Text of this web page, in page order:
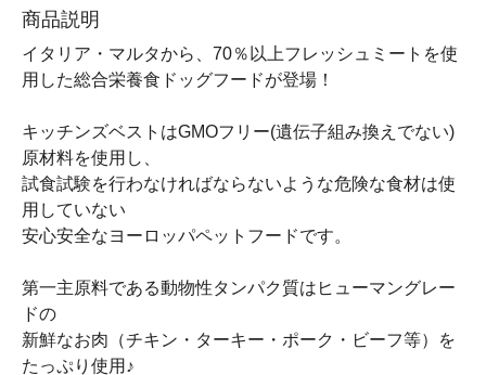
商品説明
イタリア・マルタから、70％以上フレッシュミートを使
用した総合栄養食ドッグフードが登場！
キッチンズベストはGMOフリー(遺伝子組み換えでない)
原材料を使用し、
試食試験を行わなければならないような危険な食材は使
用していない
安心安全なヨーロッパペットフードです。
第一主原料である動物性タンパク質はヒューマングレー
ドの
新鮮なお肉（チキン・ターキー・ポーク・ビーフ等）を
たっぷり使用♪